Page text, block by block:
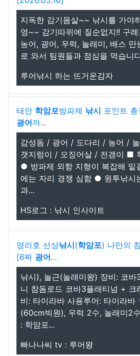
지독한 감기몸살~~ 낚시를 가야
영~~ 감기따위에 질순없지!! 구
농어, 광어, 우럭, 놀래미, 배스 만
로 와서 팀원들과 점심을 먹습니
루어낚시 하는 뜨거운감자
태안 학암포방파제 낚시 포인트 총
광어까...
감성돔 / 광어 / 도다리 / 농어 /
갯지렁이 / 오징어살 / 전갱이 ■
● 방파제 외항 지형이 복잡해
에는 자리 경쟁 심함 ● 원투낚시
과...
HS로그 : 낚시 인사이트
영리호 선상낚시(학암포) 나만의
[6짜 광어...
낚시), 놀근(놀래미왕) 장비: 코
니 참돔로드 코바3플래티넘 + 크
비: 타이라바 사용루어: 타이라
(60cm빅원), 우럭 2수, 놀래미2
: 학암포...
빠나나씨 tv : 루어왕